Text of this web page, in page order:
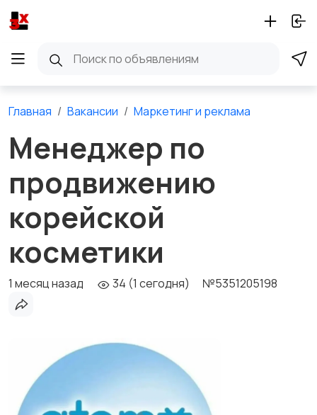
Главная Вакансии Маркетинг и реклама
Менеджер по
продвижению
корейской
косметики
1 месяц назад 34 (1 сегодня) №5351205198